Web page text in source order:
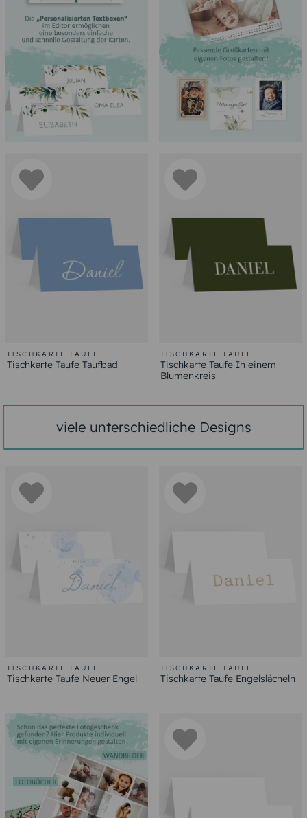
TISCHKARTE TAUFE
Tischkarte Taufe Taufbad
TISCHKARTE TAUFE
Tischkarte Taufe In einem
Blumenkreis
viele unterschiedliche Designs
TISCHKARTE TAUFE
Tischkarte Taufe Neuer Engel
TISCHKARTE TAUFE
Tischkarte Taufe Engelslächeln